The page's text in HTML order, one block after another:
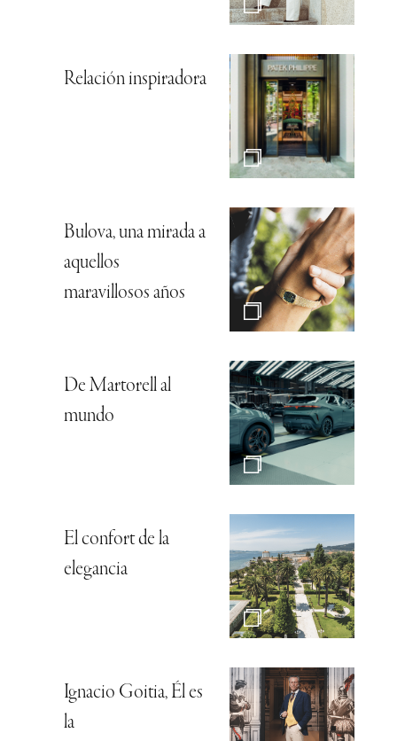
Relación inspiradora
Bulova, una mirada a
aquellos
maravillosos años
De Martorell al
mundo
El confort de la
elegancia
Ignacio Goitia, Él es
la